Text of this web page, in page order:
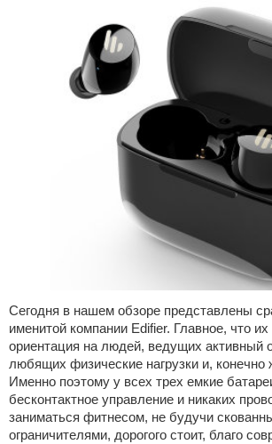
Сегодня в нашем обзоре представлены
именитой компании Edifier. Главное, что
ориентация на людей, ведущих активный
любящих физические нагрузки и, конечно
Именно поэтому у всех трех емкие
бесконтактное управление и никаких
заниматься фитнесом, не будучи
ограничителями, дорогого стоит, благо